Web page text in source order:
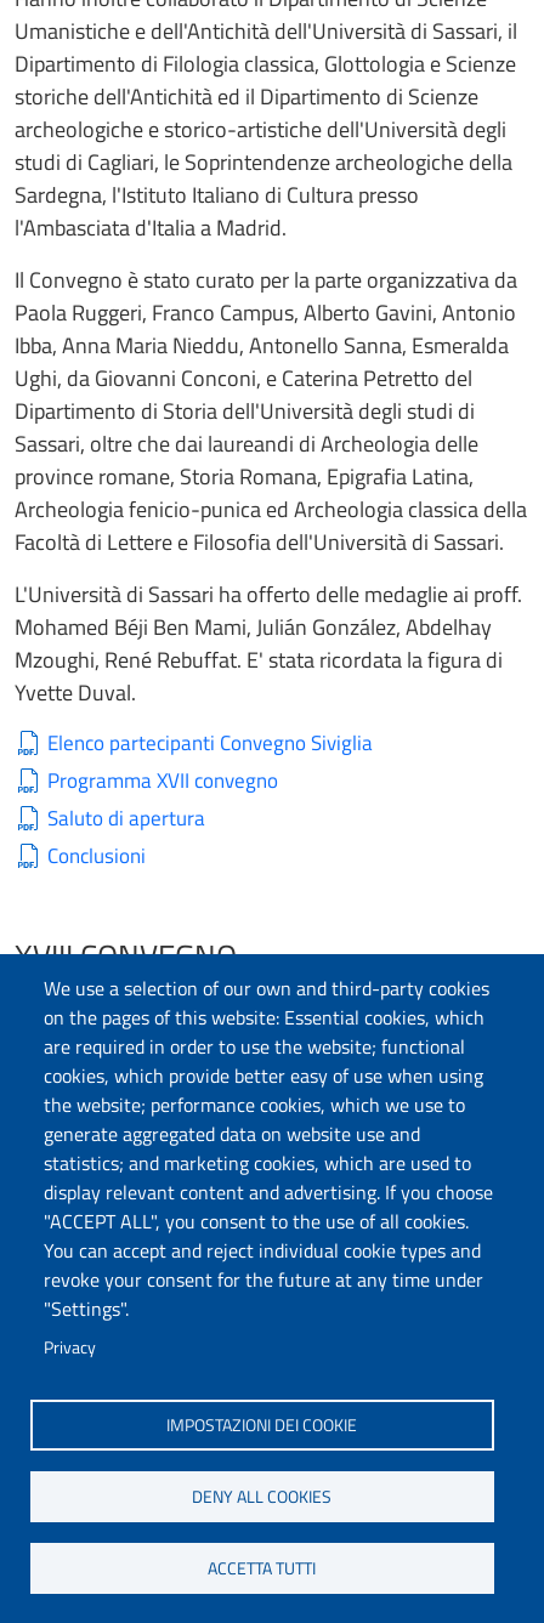
We use a selection of our own and third-party cookies
on the pages of this website: Essential cookies, which
are required in order to use the website; functional
cookies, which provide better easy of use when using
the website; performance cookies, which we use to
generate aggregated data on website use and
statistics; and marketing cookies, which are used to
display relevant content and advertising. If you choose
"ACCEPT ALL", you consent to the use of all cookies.
You can accept and reject individual cookie types and
revoke your consent for the future at any time under
"Settings".
Privacy
IMPOSTAZIONI DEI COOKIE
DENY ALL COOKIES
ACCETTA TUTTI
Umanistiche e dell'Antichità dell'Università di Sassari, il
Dipartimento di Filologia classica, Glottologia e Scienze
storiche dell'Antichità ed il Dipartimento di Scienze
archeologiche e storico-artistiche dell'Università degli
studi di Cagliari, le Soprintendenze archeologiche della
Sardegna, l'Istituto Italiano di Cultura presso
l'Ambasciata d'Italia a Madrid.
Il Convegno è stato curato per la parte organizzativa da
Paola Ruggeri, Franco Campus, Alberto Gavini, Antonio
Ibba, Anna Maria Nieddu, Antonello Sanna, Esmeralda
Ughi, da Giovanni Conconi, e Caterina Petretto del
Dipartimento di Storia dell'Università degli studi di
Sassari, oltre che dai laureandi di Archeologia delle
province romane, Storia Romana, Epigrafia Latina,
Archeologia fenicio-punica ed Archeologia classica della
Facoltà di Lettere e Filosofia dell'Università di Sassari.
L'Università di Sassari ha offerto delle medaglie ai proff.
Mohamed Béji Ben Mami, Julián González, Abdelhay
Mzoughi, René Rebuffat. E' stata ricordata la figura di
Yvette Duval.
Elenco partecipanti Convegno Siviglia
Programma XVII convegno
Saluto di apertura
Conclusioni
XVIII CONVEGNO
Il convegno si è tenuto tragiovedi 11 e domenica 14
dicembre 2008, in Sardegna, adOlbia .
Il tema dell' incontro è stato"I luoghi e le forme dei
mestieri e della produzione nelle province africane"
con riferimento agli aspetti economici, ai salari, agli
aspetti artistici e artigianali, alle tecniche, agli strumenti
di lavoro, alle associazioni professionali, agli edifici degli
impianti produttivi inseriti nell'urbanistica delle città.
Elenco partecipanti Convegno Olbia
Programma XVIII convegno
Lettera, scadenza e norme redazionali per
pubblicazione volume
XIX CONVEGNO
Si è svolto a Sassari e ad Alghero (Sardegna - Italy), tra